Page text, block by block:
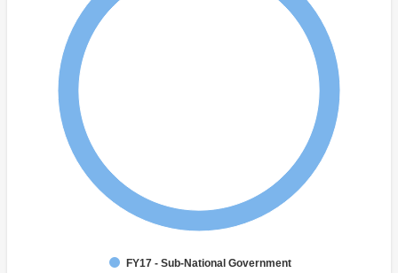
FY17 - Sub-National Government